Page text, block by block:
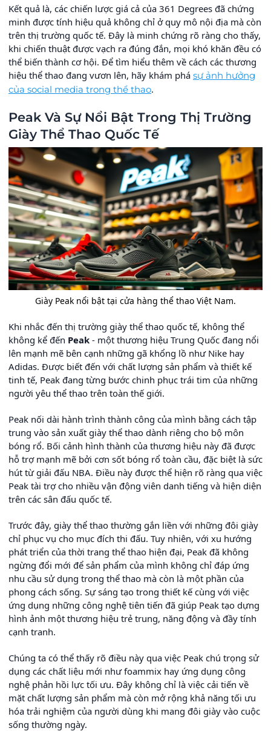
Kết quả là, các chiến lược giá cả của 361 Degrees đã chứng
minh được tính hiệu quả không chỉ ở quy mô nội địa mà còn
trên thị trường quốc tế. Đây là minh chứng rõ ràng cho thấy,
khi chiến thuật được vạch ra đúng đắn, mọi khó khăn đều có
thể biến thành cơ hội. Để tìm hiểu thêm về cách các thương
hiệu thể thao đang vươn lên, hãy khám phá sự ảnh hưởng
của social media trong thể thao.
Peak Và Sự Nổi Bật Trong Thị Trường
Giày Thể Thao Quốc Tế
Giày Peak nổi bật tại cửa hàng thể thao Việt Nam.
Khi nhắc đến thị trường giày thể thao quốc tế, không thể
không kể đến Peak - một thương hiệu Trung Quốc đang nổi
lên mạnh mẽ bên cạnh những gã khổng lồ như Nike hay
Adidas. Được biết đến với chất lượng sản phẩm và thiết kế
tinh tế, Peak đang từng bước chinh phục trái tim của những
người yêu thể thao trên toàn thế giới.
Peak nối dài hành trình thành công của mình bằng cách tập
trung vào sản xuất giày thể thao dành riêng cho bộ môn
bóng rổ. Bối cảnh hình thành của thương hiệu này đã được
hỗ trợ mạnh mẽ bởi cơn sốt bóng rổ toàn cầu, đặc biệt là sức
hút từ giải đấu NBA. Điều này được thể hiện rõ ràng qua việc
Peak tài trợ cho nhiều vận động viên danh tiếng và hiện diện
trên các sân đấu quốc tế.
Trước đây, giày thể thao thường gắn liền với những đôi giày
chỉ phục vụ cho mục đích thi đấu. Tuy nhiên, với xu hướng
phát triển của thời trang thể thao hiện đại, Peak đã không
ngừng đổi mới để sản phẩm của mình không chỉ đáp ứng
nhu cầu sử dụng trong thể thao mà còn là một phần của
phong cách sống. Sự sáng tạo trong thiết kế cùng với việc
ứng dụng những công nghệ tiên tiến đã giúp Peak tạo dựng
hình ảnh một thương hiệu trẻ trung, năng động và đầy tính
cạnh tranh.
Chúng ta có thể thấy rõ điều này qua việc Peak chú trọng sử
dụng các chất liệu mới như foammix hay ứng dụng công
nghệ phản hồi lực tối ưu. Đây không chỉ là việc cải tiến về
mặt chất lượng sản phẩm mà còn mở rộng khả năng tối ưu
hóa trải nghiệm của người dùng khi mang đôi giày vào cuộc
sống thường ngày.